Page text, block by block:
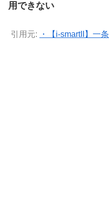
用できない
引用元: ・【i-smartII】一